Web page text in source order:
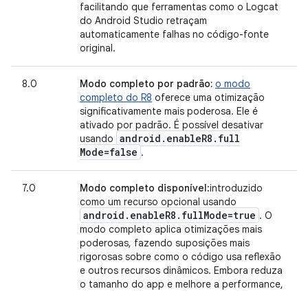
facilitando que ferramentas como o Logcat
do Android Studio retraçam
automaticamente falhas no código-fonte
original.
8.0 Modo completo por padrão: o modo
completo do R8 oferece uma otimização
significativamente mais poderosa. Ele é
ativado por padrão. É possível desativar
usando android . enableR8 . full
Mode=false .
7.0 Modo completo disponível:introduzido
como um recurso opcional usando
android . enableR8 . fullMode=true . O
modo completo aplica otimizações mais
poderosas, fazendo suposições mais
rigorosas sobre como o código usa reflexão
e outros recursos dinâmicos. Embora reduza
o tamanho do app e melhore a performance,